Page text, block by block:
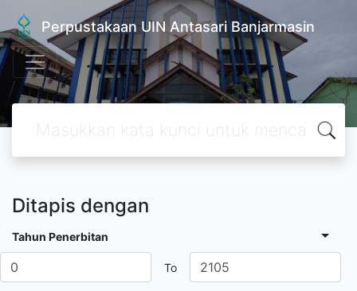
Perpustakaan UIN Antasari Banjarmasin
Ditapis dengan
Tahun Penerbitan
To